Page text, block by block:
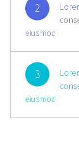
2
eiusmod
3
eiusmod